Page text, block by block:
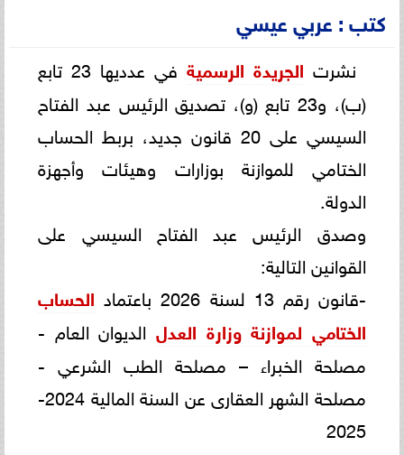
كتب : عربي عيسي
نشرت الجريدة الرسمية
في عدديها 23 تابع
(ب)، و23 تابع (و)، تصديق الرئيس عبد الفتاح
السيسي على 20 قانون جديد، بربط الحساب
الختامي للموازنة بوزارات وهيئات وأجهزة
الدولة.
وصدق الرئيس عبد الفتاح السيسي على
القوانين التالية:
-قانون رقم 13 لسنة 2026 باعتماد
الحساب
الختامي لموازنة وزارة العدل الديوان العام -
مصلحة الخبراء – مصلحة الطب الشرعي -
مصلحة الشهر العقارى عن السنة المالية 2024-
2025